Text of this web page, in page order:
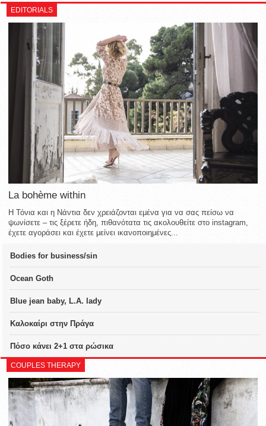
EDITORIALS
La bohème within
Η Τόνια και η Νάντια δεν χρειάζονται εμένα για να σας πείσω να
ψωνίσετε – τις ξέρετε ήδη, πιθανότατα τις ακολουθείτε στο instagram,
έχετε αγοράσει και έχετε μείνει ικανοποιημένες...
Bodies for business/sin
Ocean Goth
Blue jean baby, L.A. lady
Καλοκαίρι στην Πράγα
Πόσο κάνει 2+1 στα ρώσικα
COUPLES THERAPY